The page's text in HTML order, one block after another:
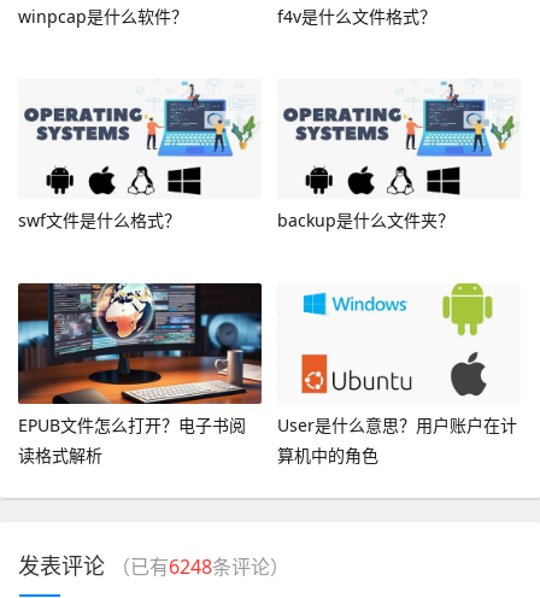
winpcap是什么软件？ f4v是什么文件格式？
swf文件是什么格式？ backup是什么文件夹？
EPUB文件怎么打开？电子书阅
读格式解析
User是什么意思？用户账户在计
算机中的角色
发表评论 （已有6248条评论）